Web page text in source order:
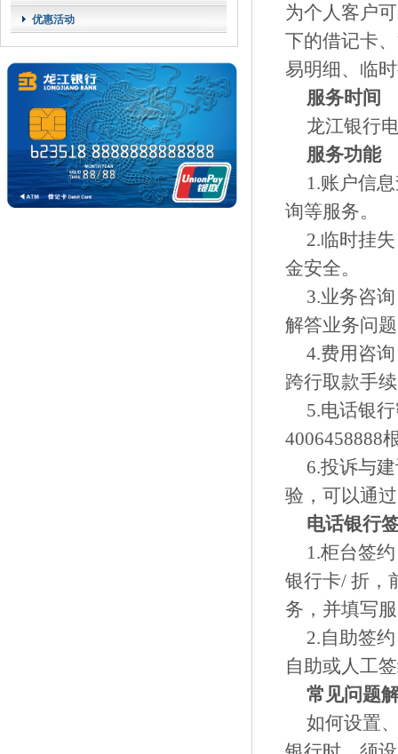
优惠活动
为个人客户
下的借记卡
易明细、临
服务时间
龙江银行
服务功能
1.账户信
询等服务。
2.临时挂
金安全。
3.业务咨
解答业务问
4.费用咨
跨行取款手
5.电话银
4006458888
6.投诉与
验，可以通
电话银行
1.柜台签
银行卡/ 折，
务，并填写
2.自助签
自助或人工
常见问题
如何设置